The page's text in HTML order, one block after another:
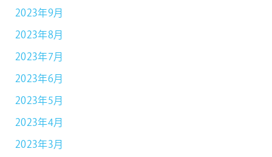
2023年9月
2023年8月
2023年7月
2023年6月
2023年5月
2023年4月
2023年3月